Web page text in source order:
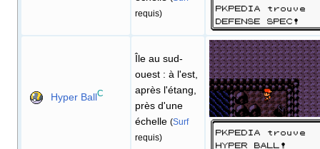
requis)
Hyper BallC
Île au sud-
ouest : à l'est,
après l'étang,
près d'une
échelle (Surf
requis)